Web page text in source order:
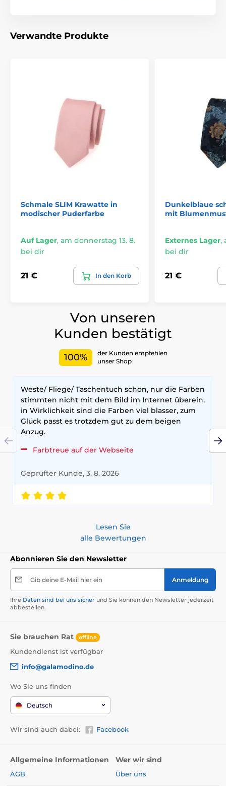
Verwandte Produkte
Schmale SLIM Krawatte in
modischer Puderfarbe
Auf Lager, am donnerstag 13. 8.
bei dir
21 € In den Korb
Dunkelblaue
mit
Externes Lager,
bei dir
21 €
Von unseren
Kunden bestätigt
100%
der Kunden empfehlen
unser Shop
Weste/ Fliege/ Taschentuch schön, nur die Farben
stimmten nicht mit dem Bild im Internet überein,
in Wirklichkeit sind die Farben viel blasser, zum
Glück passt es trotzdem gut zu dem beigen
Anzug.
Farbtreue auf der Webseite
Geprüfter Kunde, 3. 8. 2026
Lesen Sie
alle Bewertungen
Abonnieren Sie den Newsletter
Gib deine E-Mail hier ein Anmeldung
Ihre Daten sind bei uns sicher und Sie können den Newsletter jederzeit
abbestellen.
Sie brauchen Rat offline
Kundendienst ist verfügbar
info@galamodino.de
Wo Sie uns finden
Deutsch
Wir sind auch dabei: Facebook
Allgemeine Informationen
AGB
Wer wir sind
Über uns